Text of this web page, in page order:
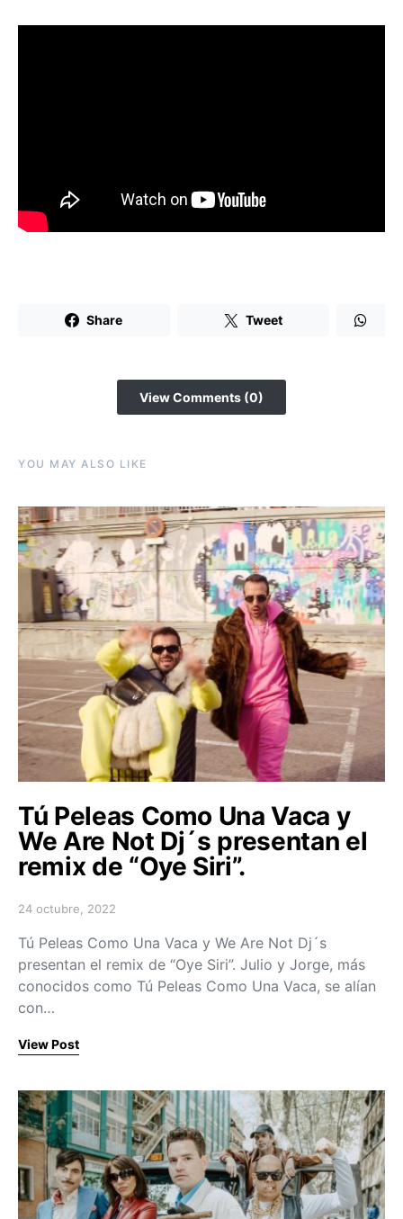
Share Tweet
View Comments (0)
YOU MAY ALSO LIKE
Tú Peleas Como Una Vaca y
We Are Not Dj´s presentan el
remix de “Oye Siri”.
Posted on
24 octubre, 2022
Tú Peleas Como Una Vaca y We Are Not Dj´s
presentan el remix de “Oye Siri”. Julio y Jorge, más
conocidos como Tú Peleas Como Una Vaca, se alían
con…
View Post